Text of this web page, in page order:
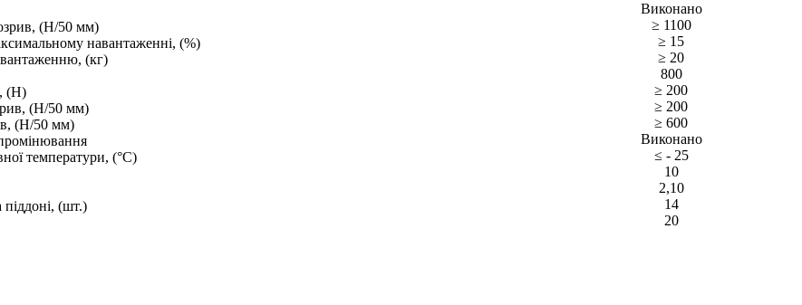
(Н/50 мм)
навантаженні, (%)
(кг)
(Н)
(Н/50 мм)
(Н/50 мм)
температури, (°С)
піддоні, (шт.)
Виконано
≥ 1100
≥ 15
≥ 20
800
≥ 200
≥ 200
≥ 600
Виконано
≤ - 25
10
2,10
14
20